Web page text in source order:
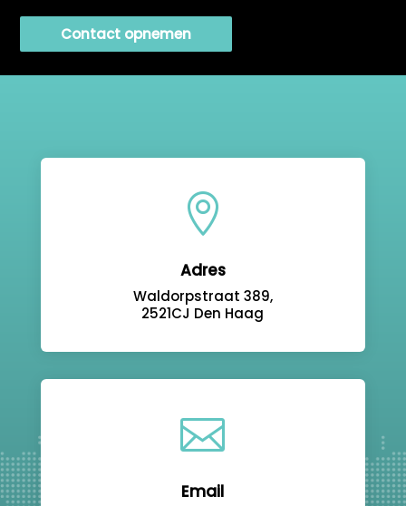
Contact opnemen

Adres
Waldorpstraat 389,
2521CJ Den Haag

Email